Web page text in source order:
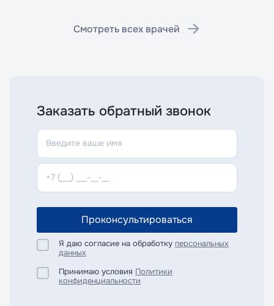
Смотреть всех врачей
Заказать обратный звонок
Проконсультироваться
Я даю согласие на обработку персональных
данных
Принимаю условия Политики
конфиденциальности